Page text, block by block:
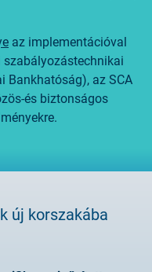
az implementációval
Bankhatóság), az SCA
és biztonságos
új korszakába